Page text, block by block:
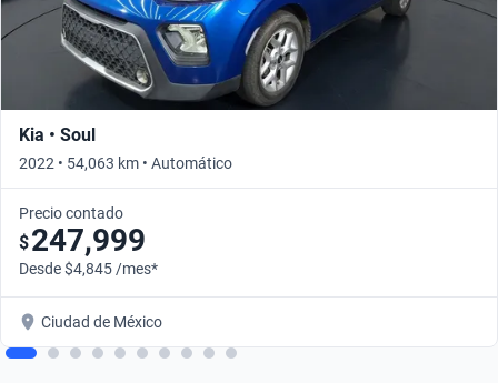
Kia • Soul
2022 • 54,063 km • Automático
Precio contado
$247,999
Desde $4,845 /mes*
Ciudad de México